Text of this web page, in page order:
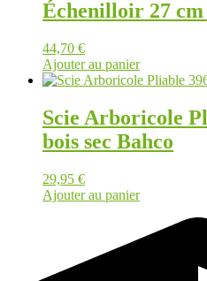
Échenilloir 27
44,70 €
Ajouter au panier
Scie Arboricole
bois sec Bahco
29,95 €
Ajouter au panier